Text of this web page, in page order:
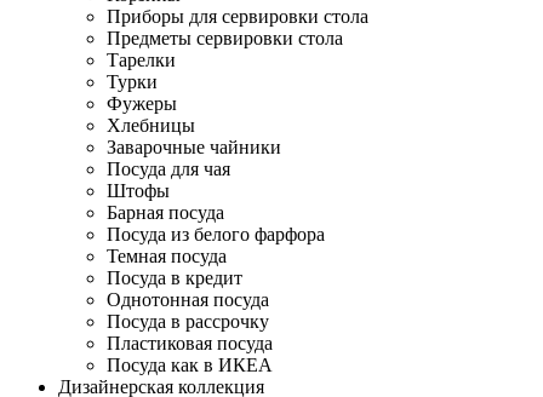
Приборы для сервировки стола
Предметы сервировки стола
Тарелки
Турки
Фужеры
Хлебницы
Заварочные чайники
Посуда для чая
Штофы
Барная посуда
Посуда из белого фарфора
Темная посуда
Посуда в кредит
Однотонная посуда
Посуда в рассрочку
Пластиковая посуда
Посуда как в ИКЕА
Дизайнерская коллекция